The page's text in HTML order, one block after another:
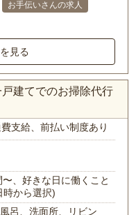
お手伝いさんの求人
見る
建てでのお掃除代行
費支給、前払い制度あり
、好きな日に働くこと
時から選択)
呂、洗面所、リビン